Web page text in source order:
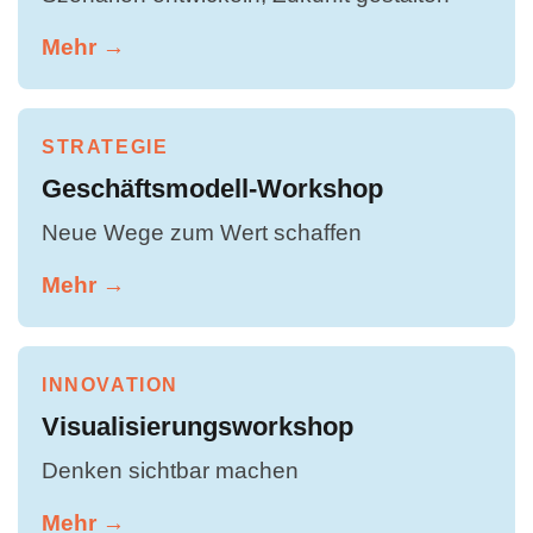
Mehr →
STRATEGIE
Geschäftsmodell-Workshop
Neue Wege zum Wert schaffen
Mehr →
INNOVATION
Visualisierungsworkshop
Denken sichtbar machen
Mehr →